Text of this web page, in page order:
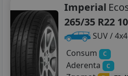
Imperial
265/35 R22
SUV / 4x4
Consum
C
Aderenta C